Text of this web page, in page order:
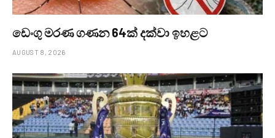
ඩෙංගු මරණ ගණන 64ක් දක්වා ඉහළට
AUGUST 8, 2026